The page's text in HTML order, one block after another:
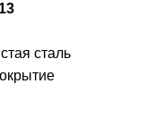
сталь